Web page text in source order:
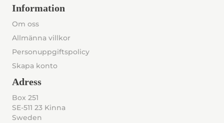
Information
Om oss
Allmänna villkor
Personuppgiftspolicy
Skapa konto
Adress
Box 251
SE-511 23 Kinna
Sweden